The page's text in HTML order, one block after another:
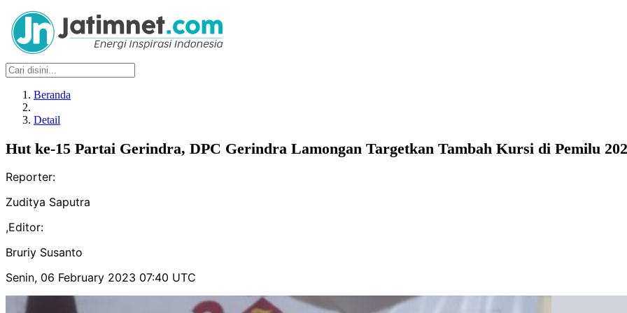
Beranda
Detail
Hut ke-15 Partai Gerindra, DPC Gerindra Lamongan Targetkan Tambah Kursi di Pemilu
Reporter:
Zuditya Saputra
,Editor:
Bruriy Susanto
Senin, 06 February 2023 07:40 UTC